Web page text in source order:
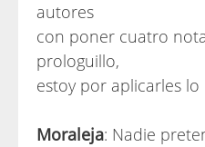
autores
con poner cuatro
prologuillo,
estoy por aplicarles
Moraleja: Nadie